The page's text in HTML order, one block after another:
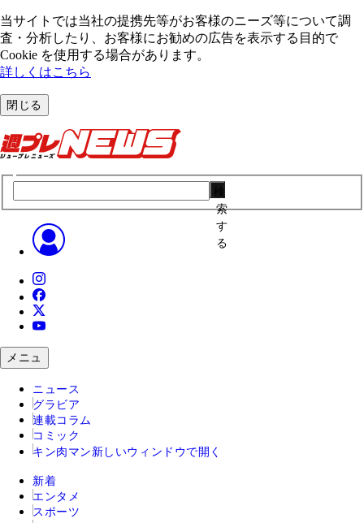
当サイトでは当社の提携先等がお客様のニーズ等について調
査・分析したり、お客様にお勧めの広告を表⽰する⽬的で
Cookie を使⽤する場合があります。
詳しくはこちら
閉じる
索
す
る
メニュ
ニュース
グラビア
連載コラム
コミック
キン肉マン 新しいウィンドウで開く
新着
エンタメ
スポーツ